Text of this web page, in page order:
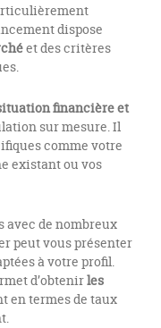
dispose
et des critères
financière et
sur mesure. Il
comme votre
existant ou vos
avec de nombreux
peut vous présenter
à votre profil.
d’obtenirles
en termes de taux